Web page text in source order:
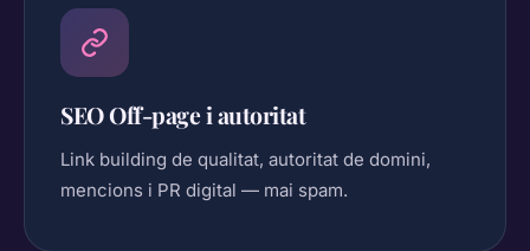
SEO Off-page i autoritat
Link building de qualitat, autoritat de domini,
mencions i PR digital — mai spam.